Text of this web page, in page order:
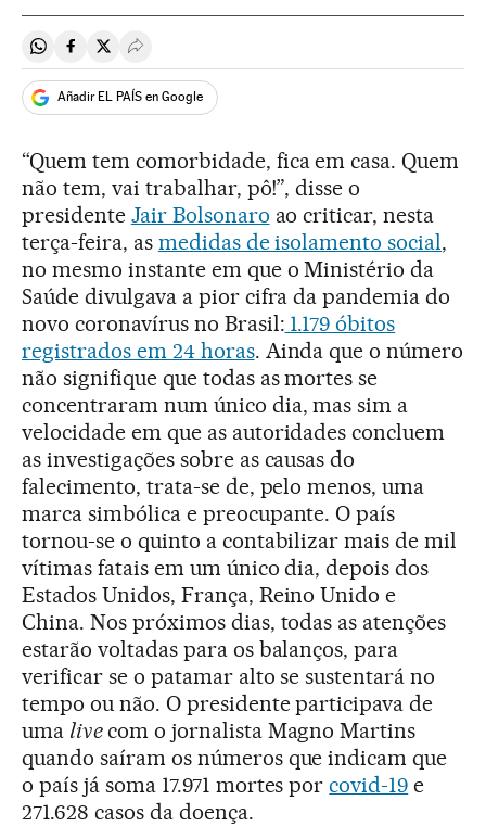
Compartir en Whatsapp
Compartir en Facebook
Compartir en Twitter
Desplegar Redes Sociales
Añadir EL PAÍS en Google
“Quem tem comorbidade, fica em casa. Quem
não tem, vai trabalhar, pô!”, disse o
presidente Jair Bolsonaro ao criticar, nesta
terça-feira, as medidas de isolamento social,
no mesmo instante em que o Ministério da
Saúde divulgava a pior cifra da pandemia do
novo coronavírus no Brasil: 1.179 óbitos
registrados em 24 horas. Ainda que o número
não signifique que todas as mortes se
concentraram num único dia, mas sim a
velocidade em que as autoridades concluem
as investigações sobre as causas do
falecimento, trata-se de, pelo menos, uma
marca simbólica e preocupante. O país
tornou-se o quinto a contabilizar mais de mil
vítimas fatais em um único dia, depois dos
Estados Unidos, França, Reino Unido e
China. Nos próximos dias, todas as atenções
estarão voltadas para os balanços, para
verificar se o patamar alto se sustentará no
tempo ou não. O presidente participava de
uma livecom o jornalista Magno Martins
quando saíram os números que indicam que
o país já soma 17.971 mortes porcovid-19 e
271.628 casos da doença.